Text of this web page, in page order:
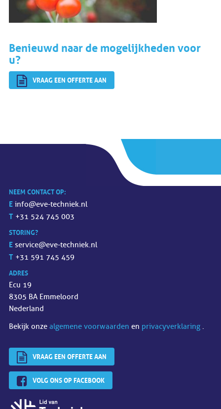
Benieuwd naar de mogelijkheden voor
u?
VRAAG EEN OFFERTE AAN
NEEM CONTACT OP:
E info@eve-techniek.nl
T +31 524 745 003
STORING?
E service@eve-techniek.nl
T +31 591 745 459
ADRES
Ecu 19
8305 BA Emmeloord
Nederland
Bekijk onze algemene voorwaarden en privacyverklaring .
VRAAG EEN OFFERTE AAN
VOLG ONS OP FACEBOOK